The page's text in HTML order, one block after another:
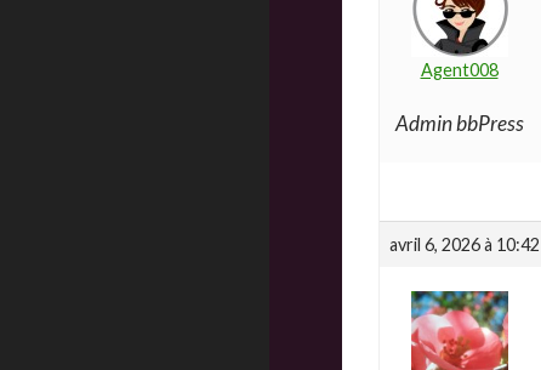
Agent008
Admin bbPress
avril 6, 2026 à 10:42